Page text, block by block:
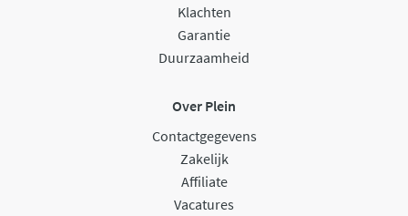
Klachten
Garantie
Duurzaamheid
Over Plein
Contactgegevens
Zakelijk
Affiliate
Vacatures